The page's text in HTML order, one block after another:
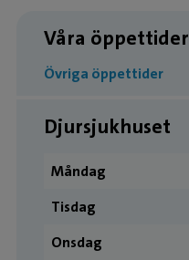
Våra öppettider
Övriga öppettider
Djursjukhuset
Måndag
Tisdag
Onsdag